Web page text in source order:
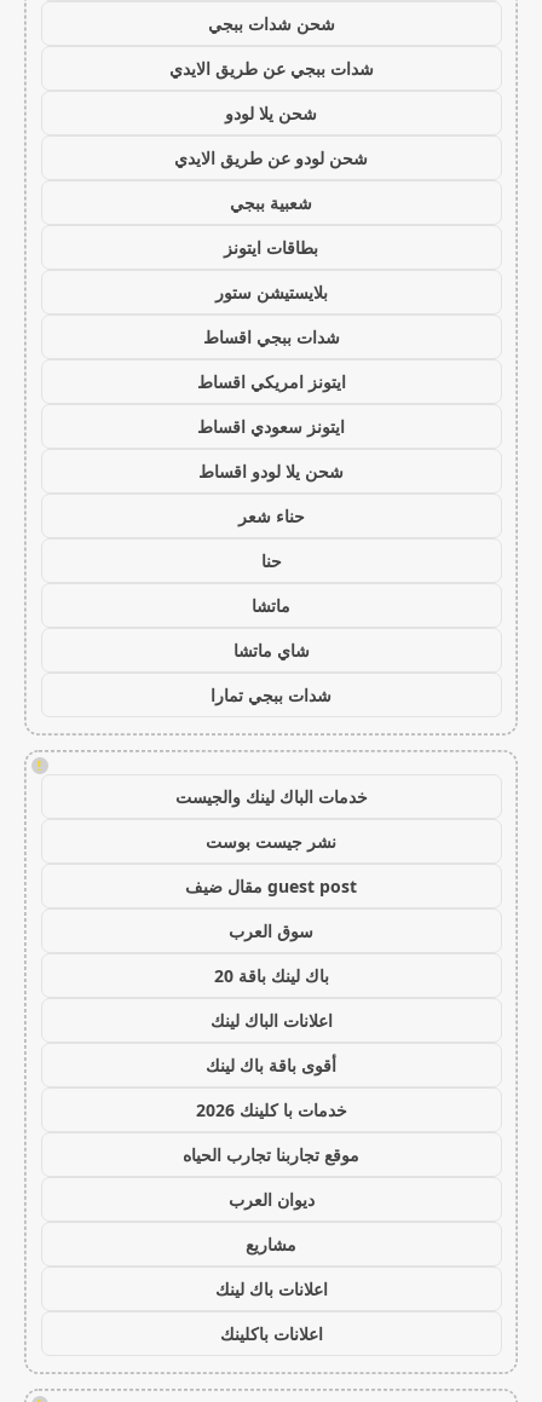
شحن شدات ببجي
شدات ببجي عن طريق الايدي
شحن يلا لودو
شحن لودو عن طريق الايدي
شعبية ببجي
بطاقات ايتونز
بلايستيشن ستور
شدات ببجي اقساط
ايتونز امريكي اقساط
ايتونز سعودي اقساط
شحن يلا لودو اقساط
حناء شعر
حنا
ماتشا
شاي ماتشا
شدات ببجي تمارا
!
خدمات الباك لينك والجيست
نشر جيست بوست
guest post مقال ضيف
سوق العرب
باك لينك باقة 20
اعلانات الباك لينك
أقوى باقة باك لينك
خدمات با كلينك 2026
موقع تجاربنا تجارب الحياه
ديوان العرب
مشاريع
اعلانات باك لينك
اعلانات باكلينك